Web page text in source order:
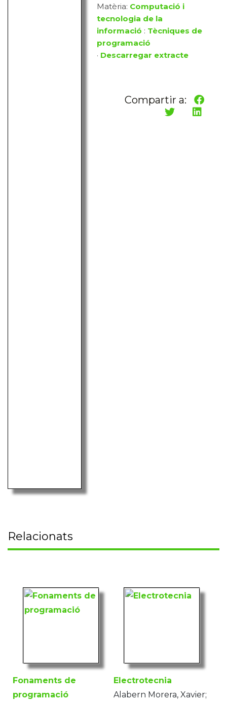
Matèria: Computació i
tecnologia de la
informació : Tècniques de
programació
· Descarregar extracte
Compartir a:
Relacionats
Fonaments de
programació
Electrotecnia
Alabern Morera, Xavier;